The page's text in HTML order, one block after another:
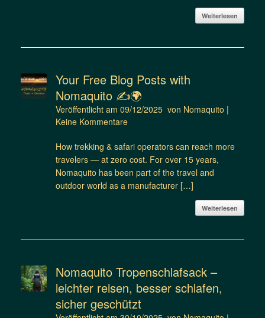
Weiterlesen
Your Free Blog Posts with
Nomaquito ✍️🌍
Veröffentlicht am 09/12/2025 von Nomaquito |
Keine Kommentare
How trekking & safari operators can reach more
travelers — at zero cost. For over 15 years,
Nomaquito has been part of the travel and
outdoor world as a manufacturer […]
Weiterlesen
Nomaquito Tropenschlafsack –
leichter reisen, besser schlafen,
sicher geschützt